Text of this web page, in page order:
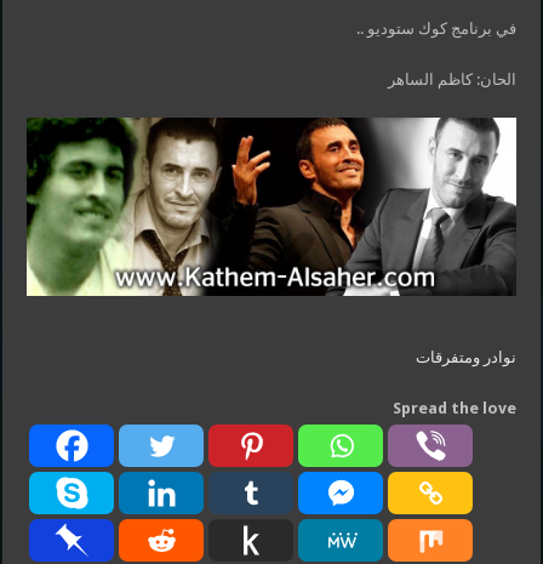
في برنامج كوك ستوديو ..
الحان: كاظم الساهر
نوادر ومتفرقات
Spread the love